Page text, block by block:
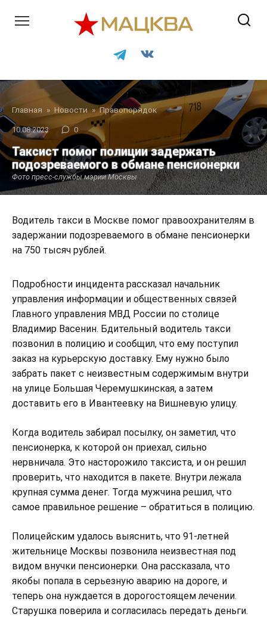
Главная » Новости » Правопорядок
10.08.2023 0
Таксист помог полиции задержать
подозреваемого в обмане пенсионерки
Фото пресс-службы мэрии Москвы
Водитель такси в Москве помог правоохранителям в
задержании подозреваемого в обмане пенсионерки
на 750 тысяч рублей.
Подробности инцидента рассказал начальник
управления информации и общественных связей
Главного управления МВД России по столице
Владимир Васенин. Бдительный водитель такси
позвонил в полицию и сообщил, что ему поступил
заказ на курьерскую доставку. Ему нужно было
забрать пакет с неизвестным содержимым внутри
на улице Большая Черемушкинская, а затем
доставить его в Ивантеевку на Вишневую улицу.
Когда водитель забирал посылку, он заметил, что
пенсионерка, к которой он приехал, сильно
нервничала. Это насторожило таксиста, и он решил
проверить, что находится в пакете. Внутри лежала
крупная сумма денег. Тогда мужчина решил, что
самое правильное решение – обратиться в полицию.
Полицейским удалось выяснить, что 91-летней
жительнице Москвы позвонила неизвестная под
видом внучки пенсионерки. Она рассказала, что
якобы попала в серьезную аварию на дороге, и
теперь она нуждается в дорогостоящем лечении.
Старушка поверила и согласилась передать деньги.